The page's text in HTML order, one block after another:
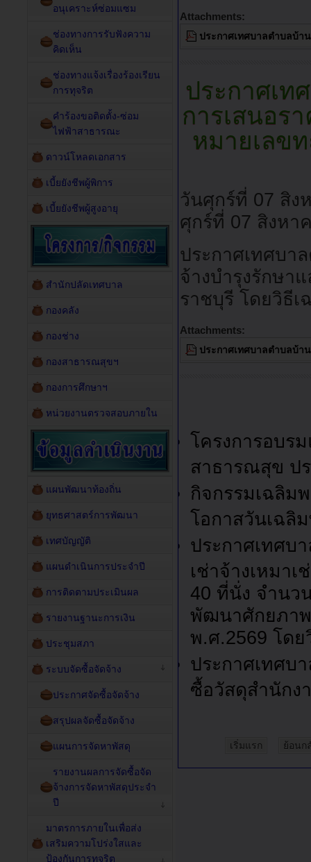
Attachments:
ประกาศเทศบาลตำบลบ้า
ประกาศเท
การเสนอร
หมายเลข
วันศุกร์ที่ 07 สิง
ศุกร์ที่ 07 สิงหา
ประกาศเทศบา
จ้างบำรุงรักษา
ราชบุรี โดยวิธีเ
Attachments:
ประกาศเทศบาลตำบลบ้า
โครงการอบร
สาธารณสุข ป
กิจกรรมเฉลิม
โอกาสวันเฉลิ
ประกาศเทศบ
เช่าจ้างเหมา
40 ที่นั่ง จำนว
พัฒนาศักยภาพ
พ.ศ.2569 โดย
ประกาศเทศบ
ซื้อวัสดุสำนักง
เริ่มแรก ย้อนก
อนุเคราะห์ซ่อมแซม
ช่องทางการรับฟังความ
คิดเห็น
ช่องทางแจ้งเรื่องร้องเรียน
การทุจริต
คำร้องขอติดตั้ง-ซ่อม
ไฟฟ้าสาธารณะ
ดาวน์โหลดเอกสาร
เบี้ยยังชีพผู้พิการ
เบี้ยยังชีพผู้สูงอายุ
สำนักปลัดเทศบาล
กองคลัง
กองช่าง
กองสาธารณสุขฯ
กองการศึกษาฯ
หน่วยงานตรวจสอบภายใน
แผนพัฒนาท้องถิ่น
ยุทธศาสตร์การพัฒนา
เทศบัญญัติ
แผนดำเนินการประจำปี
การติดตามประเมินผล
รายงานฐานะการเงิน
ประชุมสภา
ระบบจัดซื้อจัดจ้าง
ประกาศจัดซื้อจัดจ้าง
สรุปผลจัดซื้อจัดจ้าง
แผนการจัดหาพัสดุ
รายงานผลการจัดซื้อจัด
จ้างการจัดหาพัสดุประจำ
ปี
มาตรการภายในเพื่อส่ง
เสริมความโปร่งใสและ
ป้องกันการทุจริต